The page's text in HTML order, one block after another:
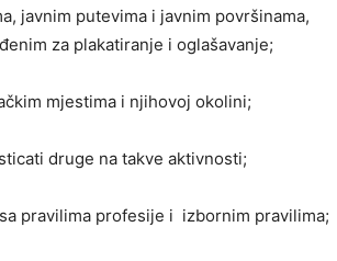
javnim putevima i javnim površinama,
za plakatiranje i oglašavanje;
mjestima i njihovoj okolini;
druge na takve aktivnosti;
pravilima profesije i izbornim pravilima;